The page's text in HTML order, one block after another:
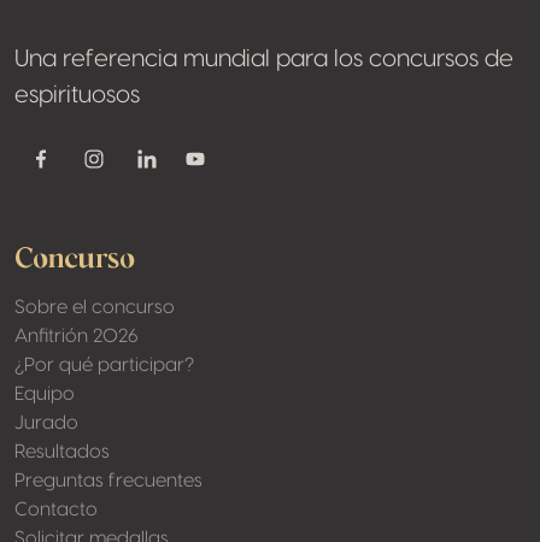
Una referencia mundial para los concursos de
espirituosos
FacebookInstagramLinkedinYoutube
Concurso
Sobre el concurso
Anfitrión 2026
¿Por qué participar?
Equipo
Jurado
Resultados
Preguntas frecuentes
Contacto